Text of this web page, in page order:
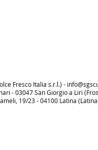
Fresco Italia s.r.l.) -
- 03047 San Giorgio a Liri
19/23 - 04100 Latina